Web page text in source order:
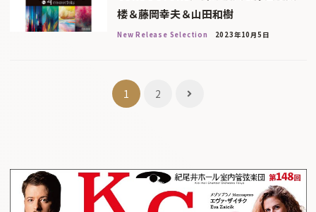
楼＆藤岡幸夫＆山田和樹
New Release Selection 2023年10月5日
ゲ
ー
1 2